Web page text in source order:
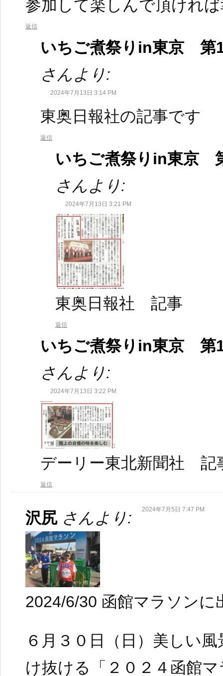
参加して楽しんで頂けれ
返信
いちご煮祭りin東京 第
さんより:
2024年7月13日 3:14 PM
東奥日報社の記事です
返信
いちご煮祭りin東京
さんより:
2024年7月13日 3:21 PM
東奥日報社 記事
返信
いちご煮祭りin東京 第
さんより:
2024年7月13日 3:22 PM
デーリー東北新聞社 記
返信
沢尻 さんより: 2024年7月5日 7:47 PM
2024/6/30 函館マラソンに
６月３０日（日）美しい
け抜ける「２０２４函館